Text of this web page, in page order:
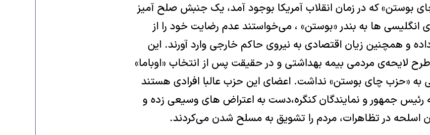
بوستن» که در زمان انقلاب آمریکا بوجود آمد، یک جنبش صلح آمیز
انگلیسی ها به بندر «بوستن» ، می‌خواستند عدم رضایت خود را از
و همچنین زیان اقتصادی به نیروی حاکم خارجی وارد آورند. این
لایحه‌ی مردمی بیمه بهداشتی و در حقیقت پس از انتخاب «اوباما»
به «حزب چای بوستن» نداشت. اعضای این حزب عالبا افرادی هستند
جمهور و نمایندگان کنگره،دست به اعتراض های وسیعی زده و
اسلحه در تظاهرات، مردم را تشویق به مسلح شدن می‌کردند.